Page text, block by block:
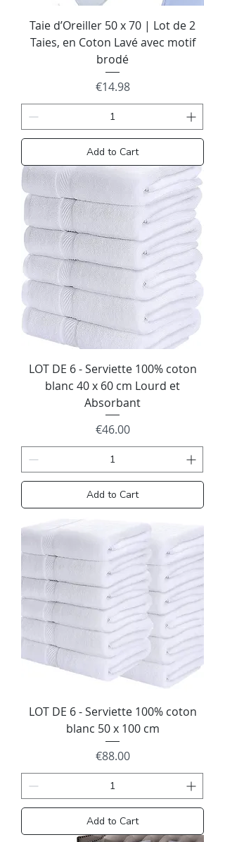
Taie d’Oreiller 50 x 70 | Lot de 2
Taies, en Coton Lavé avec motif
brodé
Price
€14.98
Add to Cart
LOT DE 6 - Serviette 100% coton
blanc 40 x 60 cm Lourd et
Absorbant
Price
€46.00
Add to Cart
LOT DE 6 - Serviette 100% coton
blanc 50 x 100 cm
Price
€88.00
Add to Cart